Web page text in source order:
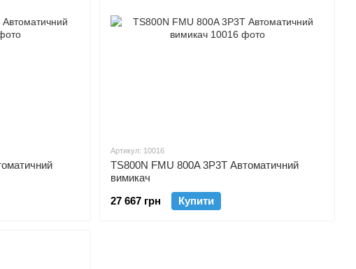
Артикул: 10016
TS800N FMU 800A 3P3T Автоматичний
вимикач
27 667 грн
Купити